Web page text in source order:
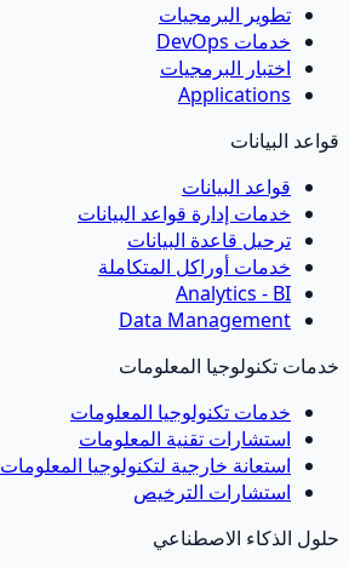
تطوير البرمجيات
خدمات DevOps
اختبار البرمجيات
Applications
قواعد البيانات
قواعد البيانات
خدمات إدارة قواعد البيانات
ترحيل قاعدة البيانات
خدمات أوراكل المتكاملة
Analytics - BI
Data Management
خدمات تكنولوجيا المعلومات
خدمات تكنولوجيا المعلومات
استشارات تقنية المعلومات
استعانة خارجية لتكنولوجيا المعلومات
استشارات الترخيص
حلول الذكاء الاصطناعي